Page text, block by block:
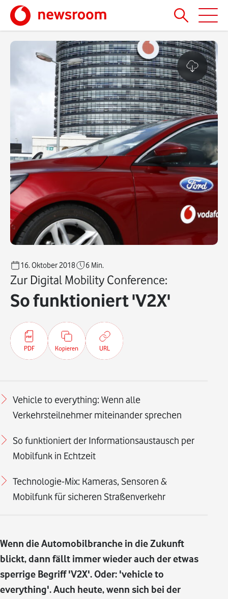
16. Oktober 2018 6 Min.
Zur Digital Mobility Conference:
So funktioniert 'V2X'
PDF Kopieren URL
Vehicle to everything: Wenn alle
Verkehrsteilnehmer miteinander sprechen
So funktioniert der Informationsaustausch per
Mobilfunk in Echtzeit
Technologie-Mix: Kameras, Sensoren &
Mobilfunk für sicheren Straßenverkehr
Wenn die Automobilbranche in die Zukunft
blickt, dann fällt immer wieder auch der etwas
sperrige Begriff 'V2X'. Oder: 'vehicle to
everything'. Auch heute, wenn sich bei der